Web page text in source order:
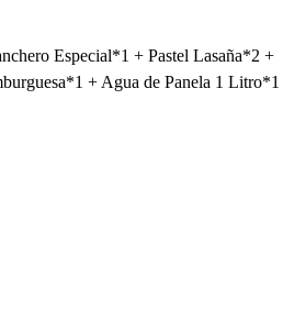
Especial*1 + Pastel Lasaña*2 +
+ Agua de Panela 1 Litro*1